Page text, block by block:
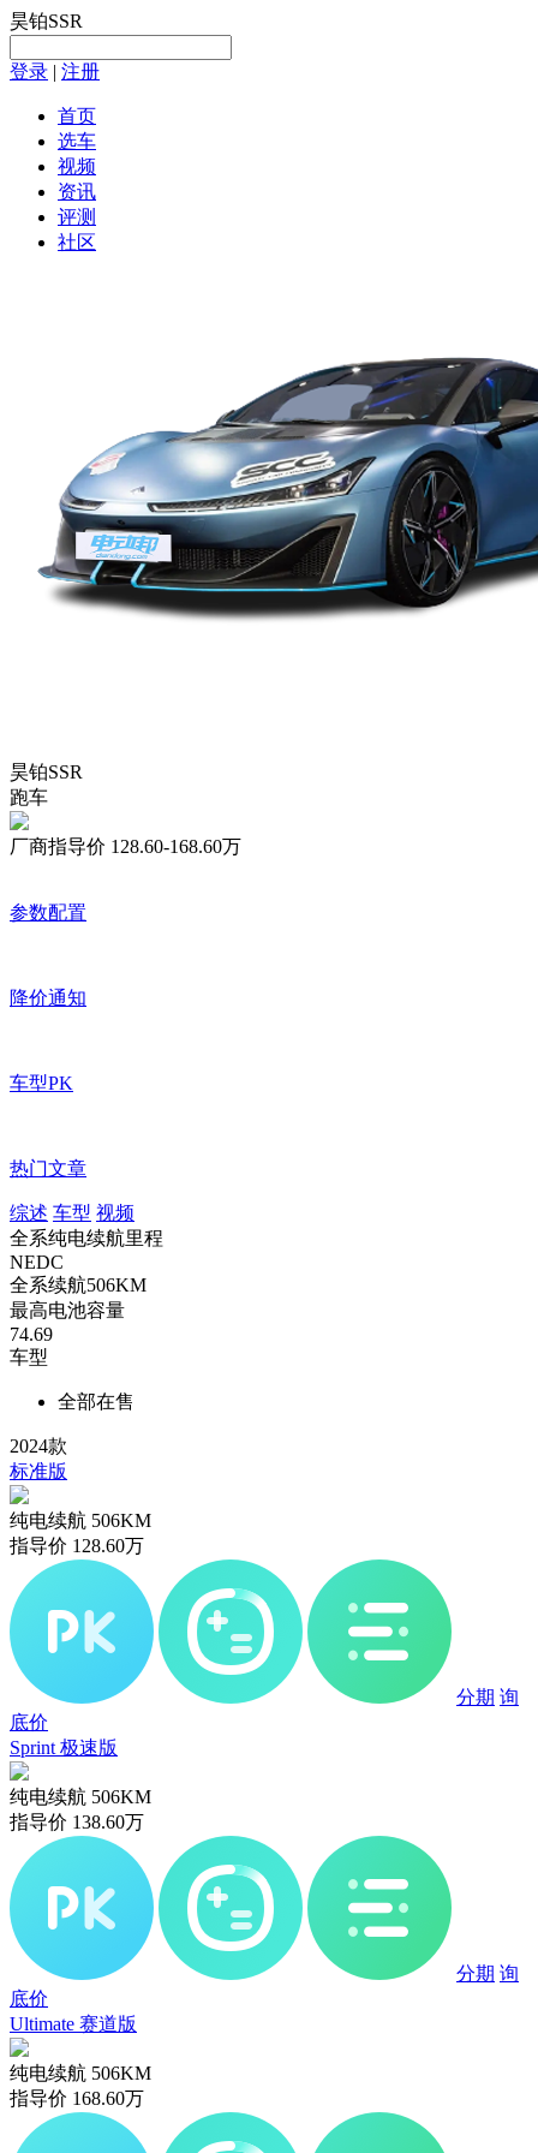
昊铂SSR
登录 | 注册
首页
选车
视频
资讯
评测
社区
昊铂SSR
跑车
厂商指导价 128.60-168.60万
参数配置
降价通知
车型PK
热门文章
综述 车型 视频
全系纯电续航里程
NEDC
全系续航506KM
最高电池容量
74.69
车型
全部在售
2024款
标准版
纯电续航 506KM
指导价 128.60万
分期 询
底价
Sprint 极速版
纯电续航 506KM
指导价 138.60万
分期 询
底价
Ultimate 赛道版
纯电续航 506KM
指导价 168.60万